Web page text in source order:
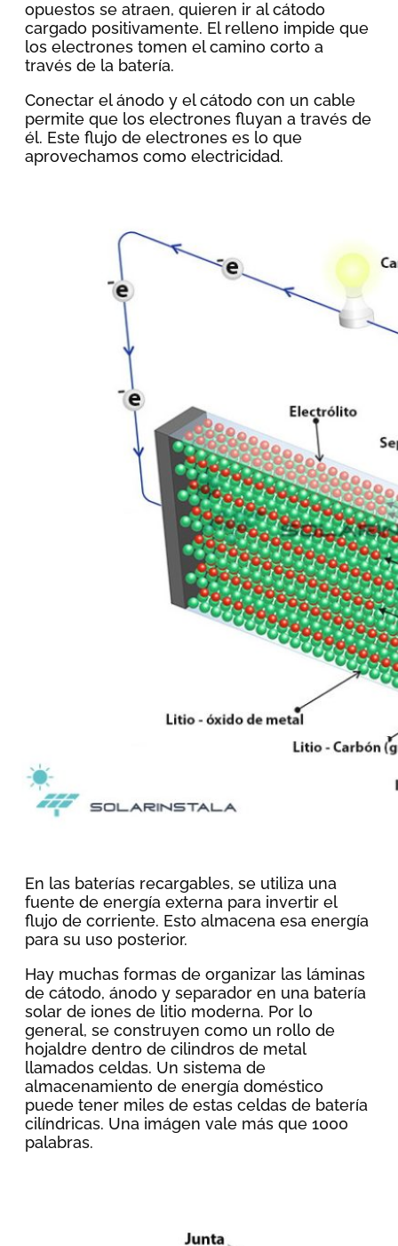
opuestos se atraen, quieren ir al cátodo
cargado positivamente. El relleno impide que
los electrones tomen el camino corto a
través de la batería.
Conectar el ánodo y el cátodo con un cable
permite que los electrones fluyan a través de
él. Este flujo de electrones es lo que
aprovechamos como electricidad.
En las baterías recargables, se utiliza una
fuente de energía externa para invertir el
flujo de corriente. Esto almacena esa energía
para su uso posterior.
Hay muchas formas de organizar las láminas
de cátodo, ánodo y separador en una batería
solar de iones de litio moderna. Por lo
general, se construyen como un rollo de
hojaldre dentro de cilindros de metal
llamados celdas. Un sistema de
almacenamiento de energía doméstico
puede tener miles de estas celdas de batería
cilíndricas. Una imágen vale más que 1000
palabras.